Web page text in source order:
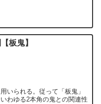
板鬼】
いられる。従って「板鬼」
わゆる2本角の鬼との関連性